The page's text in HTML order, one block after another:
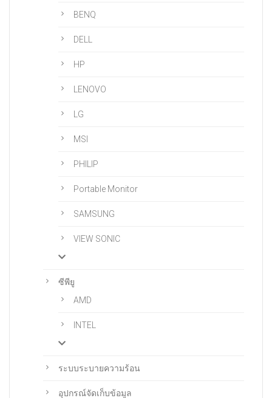
BENQ
DELL
HP
LENOVO
LG
MSI
PHILIP
Portable Monitor
SAMSUNG
VIEW SONIC
ซีพียู
AMD
INTEL
ระบบระบายความร้อน
อุปกรณ์จัดเก็บข้อมูล